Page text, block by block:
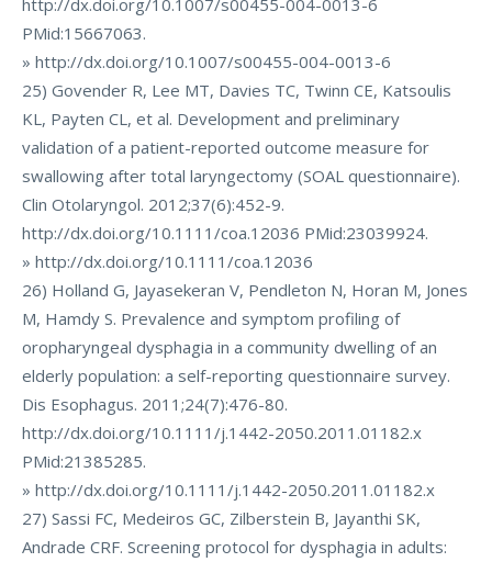
http://dx.doi.org/10.1007/s00455-004-0013-6
PMid:15667063.
» http://dx.doi.org/10.1007/s00455-004-0013-6
25) Govender R, Lee MT, Davies TC, Twinn CE, Katsoulis
KL, Payten CL, et al. Development and preliminary
validation of a patient-reported outcome measure for
swallowing after total laryngectomy (SOAL questionnaire).
Clin Otolaryngol. 2012;37(6):452-9.
http://dx.doi.org/10.1111/coa.12036 PMid:23039924.
» http://dx.doi.org/10.1111/coa.12036
26) Holland G, Jayasekeran V, Pendleton N, Horan M, Jones
M, Hamdy S. Prevalence and symptom profiling of
oropharyngeal dysphagia in a community dwelling of an
elderly population: a self-reporting questionnaire survey.
Dis Esophagus. 2011;24(7):476-80.
http://dx.doi.org/10.1111/j.1442-2050.2011.01182.x
PMid:21385285.
» http://dx.doi.org/10.1111/j.1442-2050.2011.01182.x
27) Sassi FC, Medeiros GC, Zilberstein B, Jayanthi SK,
Andrade CRF. Screening protocol for dysphagia in adults: